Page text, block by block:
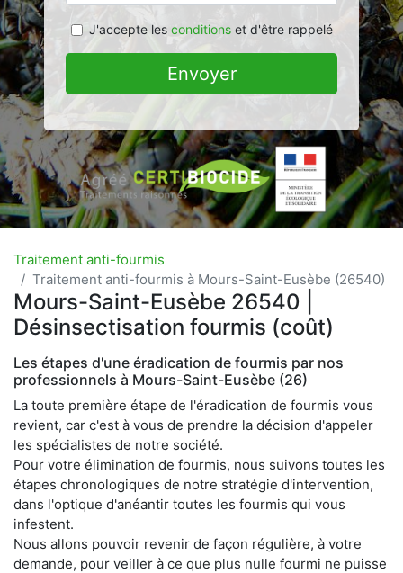
J'accepte les conditionset d'être rappelé
Envoyer
Traitement anti-fourmis
Traitement anti-fourmis à Mours-Saint-Eusèbe (26540)
Mours-Saint-Eusèbe 26540 |
Désinsectisation fourmis (coût)
Les étapes d'une éradication de fourmis par nos
professionnels à Mours-Saint-Eusèbe (26)
La toute première étape de l'éradication de fourmis vous
revient, car c'est à vous de prendre la décision d'appeler
les spécialistes de notre société.
Pour votre élimination de fourmis, nous suivons toutes les
étapes chronologiques de notre stratégie d'intervention,
dans l'optique d'anéantir toutes les fourmis qui vous
infestent.
Nous allons pouvoir revenir de façon régulière, à votre
demande, pour veiller à ce que plus nulle fourmi ne puisse